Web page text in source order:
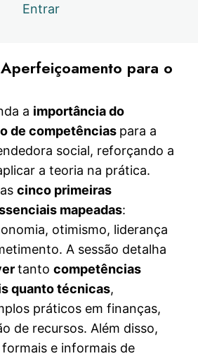
Só Não Faz Verão!
não é lembrado
Jornada!
Entrar
para o
a importância do
de competências para a
social, reforçando a
a teoria na prática.
cinco primeiras
mapeadas:
otimismo, liderança
A sessão detalha
tanto competências
quanto técnicas,
práticos em finanças,
de recursos. Além disso,
e informais de